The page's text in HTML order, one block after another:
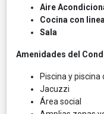
Aire
Cocina con
Sala
Amenidades del
Piscina y piscina
Jacuzzi
Área social